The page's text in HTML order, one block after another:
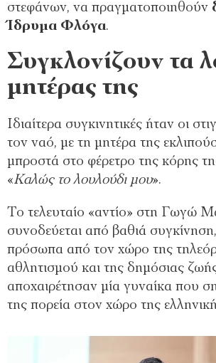
στεφάνων, να πραγματοποιηθούν
Ίδρυμα Φλόγα.
Συγκλονίζουν τα
μητέρας της
Ιδιαίτερα συγκινητικές ήταν οι
τον ναό, με τη μητέρα της
μπροστά στο φέρετρο της κόρης
«Καλώς το λουλούδι μου».
Το τελευταίο «αντίο» στη Γωγώ
συνοδεύεται από βαθιά
πρόσωπα από τον χώρο της
αθλητισμού και της δημόσιας
αποχαιρέτησαν μία γυναίκα που
της πορεία στον χώρο της